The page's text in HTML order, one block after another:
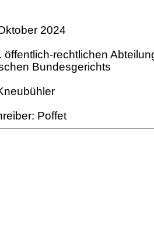
2024
öffentlich-rechtlichen
Bundesgerichts
Poffet